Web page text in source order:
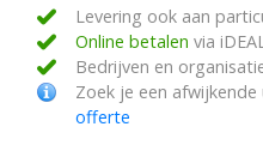
Levering ook aan
Online betalen via
Bedrijven en
Zoek je een
offerte